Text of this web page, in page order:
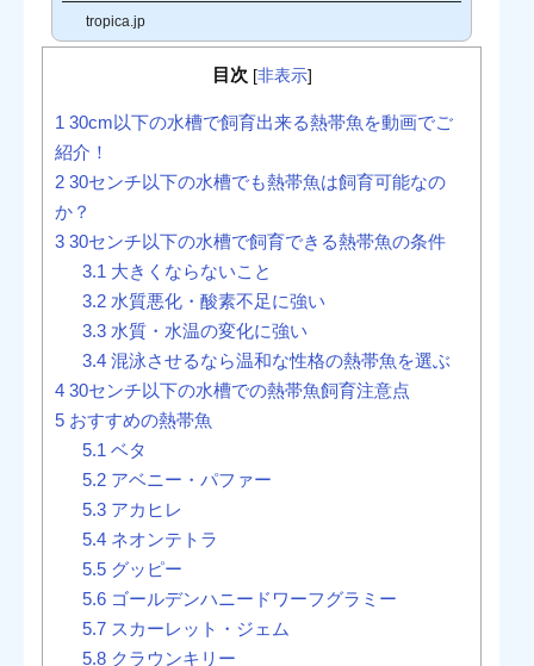
を指します。↓ 写真下の水槽は30㎝水槽です。 小型水槽でも飼育
tropica.jp
目次 [非表示]
1 30cm以下の水槽で飼育出来る熱帯魚を動画でご
紹介！
2 30センチ以下の水槽でも熱帯魚は飼育可能なの
か？
3 30センチ以下の水槽で飼育できる熱帯魚の条件
3.1 大きくならないこと
3.2水質悪化・酸素不足に強い
3.3水質・水温の変化に強い
3.4混泳させるなら温和な性格の熱帯魚を選ぶ
4 30センチ以下の水槽での熱帯魚飼育注意点
5 おすすめの熱帯魚
5.1 ベタ
5.2アベニー・パファー
5.3アカヒレ
5.4ネオンテトラ
5.5グッピー
5.6ゴールデンハニードワーフグラミー
5.7スカーレット・ジェム
5.8クラウンキリー